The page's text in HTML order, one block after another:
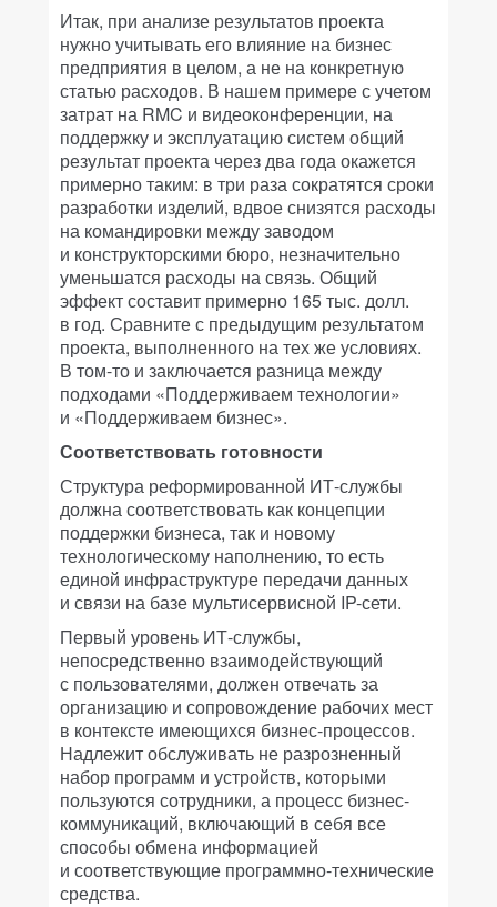
Итак, при анализе результатов проекта
нужно учитывать его влияние на бизнес
предприятия в целом, а не на конкретную
статью расходов. В нашем примере с учетом
затрат на RMC и видеоконференции, на
поддержку и эксплуатацию систем общий
результат проекта через два года окажется
примерно таким: в три раза сократятся сроки
разработки изделий, вдвое снизятся расходы
на командировки между заводом
и конструкторскими бюро, незначительно
уменьшатся расходы на связь. Общий
эффект составит примерно 165 тыс. долл.
в год. Сравните с предыдущим результатом
проекта, выполненного на тех же условиях.
В том-то и заключается разница между
подходами «Поддерживаем технологии»
и «Поддерживаем бизнес».
Соответствовать готовности
Структура реформированной ИТ-службы
должна соответствовать как концепции
поддержки бизнеса, так и новому
технологическому наполнению, то есть
единой инфраструктуре передачи данных
и связи на базе мультисервисной IP-сети.
Первый уровень ИТ-службы,
непосредственно взаимодействующий
с пользователями, должен отвечать за
организацию и сопровождение рабочих мест
в контексте имеющихся бизнес-процессов.
Надлежит обслуживать не разрозненный
набор программ и устройств, которыми
пользуются сотрудники, а процесс бизнес-
коммуникаций, включающий в себя все
способы обмена информацией
и соответствующие программно-технические
средства.